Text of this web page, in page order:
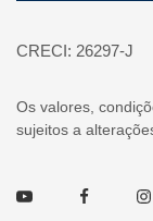
CRECI: 26297-J
Os valores,
sujeitos a
Youtube Facebook